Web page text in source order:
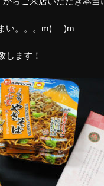
い。。。m(_ _)m
します！